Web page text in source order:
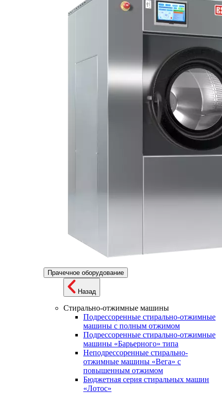
Прачечное оборудование
Назад
Стирально-отжимные машины
Подрессоренные стирально-отжимные
машины с полным отжимом
Подрессоренные стирально-отжимные
машины «Барьерного» типа
Неподрессоренные стирально-
отжимные машины «Вега» с
повышенным отжимом
Бюджетная серия стиральных машин
«Лотос»